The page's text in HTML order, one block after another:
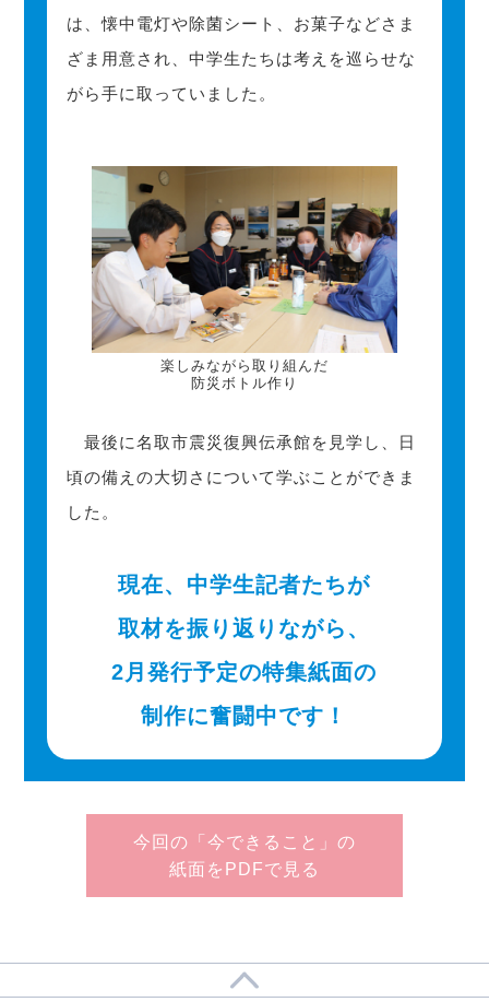
は、懐中電灯や除菌シート、お菓子などさま
ざま用意され、中学生たちは考えを巡らせな
がら手に取っていました。
楽しみながら取り組んだ
防災ボトル作り
最後に名取市震災復興伝承館を見学し、日
頃の備えの大切さについて学ぶことができま
した。
現在、中学生記者たちが
取材を振り返りながら、
2月発行予定の特集紙面の
制作に奮闘中です！
今回の「今できること」の
紙面をPDFで見る